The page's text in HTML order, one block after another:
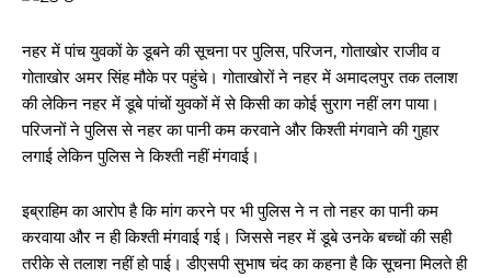
नहर में पांच युवकों के डूबने की सूचना पर पुलिस, परिजन, गोताखोर राजीव व
गोताखोर अमर सिंह मौके पर पहुंचे। गोताखोरों ने नहर में अमादलपुर तक तलाश
की लेकिन नहर में डूबे पांचों युवकों में से किसी का कोई सुराग नहीं लग पाया।
परिजनों ने पुलिस से नहर का पानी कम करवाने और किश्ती मंगवाने की गुहार
लगाई लेकिन पुलिस ने किश्ती नहीं मंगवाई।
इब्राहिम का आरोप है कि मांग करने पर भी पुलिस ने न तो नहर का पानी कम
करवाया और न ही किश्ती मंगवाई गई। जिससे नहर में डूबे उनके बच्चों की सही
तरीके से तलाश नहीं हो पाई। डीएसपी सुभाष चंद का कहना है कि सूचना मिलते ही